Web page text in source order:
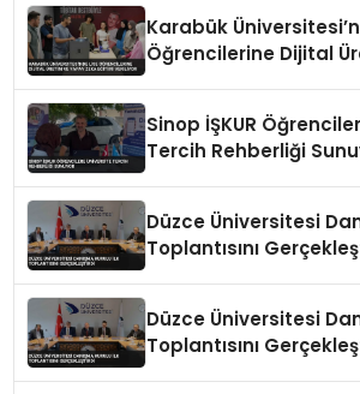
Karabük
Öğrencilerine Dijital
Sinop İŞKUR
Tercih Rehberliği
Düzce Üniversitesi
Toplantısını
Düzce Üniversitesi
Toplantısını